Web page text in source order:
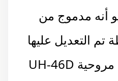
أنه مدموج من
تم التعديل عليها
وهي لحادثة تحطم مروحية UH-46D